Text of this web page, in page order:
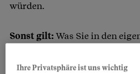
würden.
Sonst gilt:Was Sie in den
Ihre Privatsphäre ist uns wichtig